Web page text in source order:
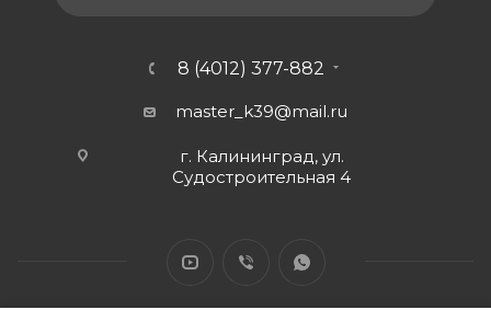
8 (4012) 377-882
master_k39@mail.ru
г. Калининград, ул.
Судостроительная 4